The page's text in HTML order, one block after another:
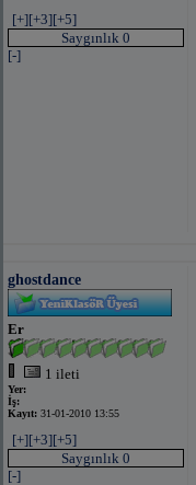
[+][+3][+5]
Saygınlık 0
[-]
ghostdance
Er
1 ileti
Yer:
İş:
Kayıt: 31-01-2010 13:55
[+][+3][+5]
Saygınlık 0
[-]